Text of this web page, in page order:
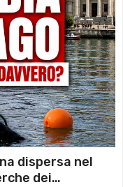
dispersa nel
dei